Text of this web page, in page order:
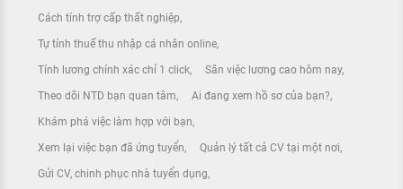
Cách tính trợ cấp thất nghiệp
Tự tính thuế thu nhập cá nhân online
Tính lương chính xác chỉ 1 click Săn việc lương cao hôm nay
Theo dõi NTD bạn quan tâm Ai đang xem hồ sơ của bạn?
Khám phá việc làm hợp với bạn
Xem lại việc bạn đã ứng tuyển Quản lý tất cả CV tại một nơi
Gửi CV, chinh phục nhà tuyển dụng